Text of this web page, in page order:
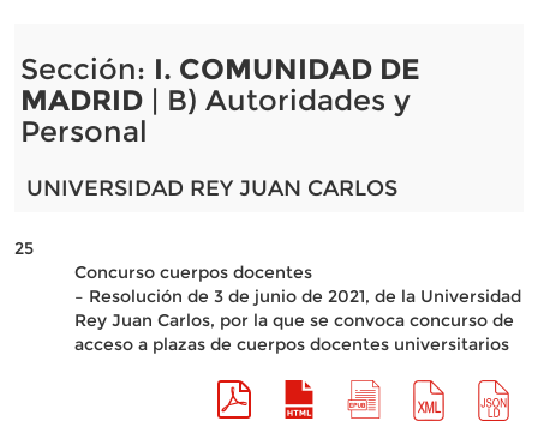
Sección: I. COMUNIDAD DE
MADRID| B) Autoridades y
Personal
UNIVERSIDAD REY JUAN CARLOS
25
Concurso cuerpos docentes
– Resolución de 3 de junio de 2021, de la Universidad
Rey Juan Carlos, por la que se convoca concurso de
acceso a plazas de cuerpos docentes universitarios